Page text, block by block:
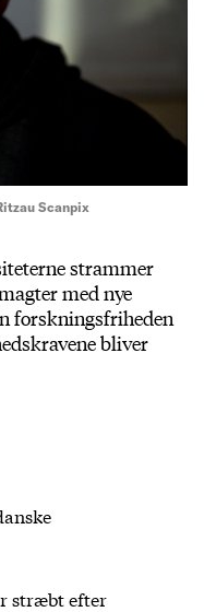
Scanpix
strammer
med nye
forskningsfriheden
bliver
stræbt efter